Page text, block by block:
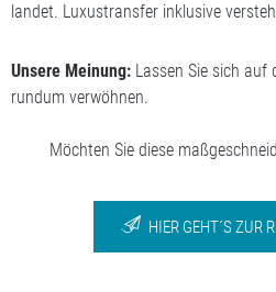
landet. Luxustransfer inklusive
Unsere Meinung: Lassen Sie sich auf
rundum verwöhnen.
Möchten Sie diese
HIER GEHT´S ZUR